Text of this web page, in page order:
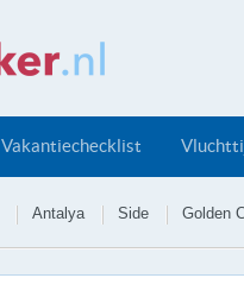
Vakantiechecklist
Antalya Side Golden